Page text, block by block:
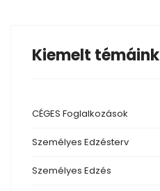
Kiemelt témáink
CÉGES Foglalkozások
Személyes Edzésterv
Személyes Edzés